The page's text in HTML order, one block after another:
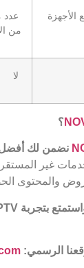
الأجهزة
عدد
من
لا
؟
نضمن لك أفضل
غير
والمحتوى
بتجربة
الرسمي: